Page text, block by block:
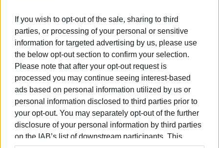
If you wish to opt-out of the sale, sharing to third
parties, or processing of your personal or sensitive
information for targeted advertising by us, please use
the below opt-out section to confirm your selection.
Please note that after your opt-out request is
processed you may continue seeing interest-based
ads based on personal information utilized by us or
personal information disclosed to third parties prior to
your opt-out. You may separately opt-out of the further
disclosure of your personal information by third parties
on the IAB’s list of downstream participants. This
Tango Club για τον μικρό Νικόλα
03 ΙΑΝΟΥΑΡΊΟΥ 2024/15:16
Το Corfu Tango Club χορεύει για τη
«Φλόγα»
03 ΟΚΤΩΒΡΊΟΥ 2023/17:45
Βραδιά Αργεντίνικου tango στην
Παλαιοκαστρίτσα